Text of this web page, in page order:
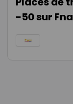
-50 sur